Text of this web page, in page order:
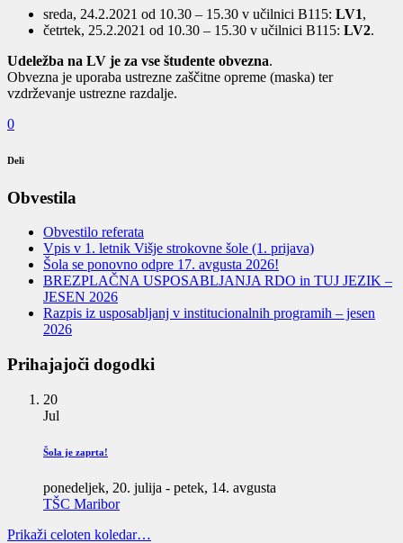
sreda, 24.2.2021 od 10.30 – 15.30 v učilnici B115: LV1,
četrtek, 25.2.2021 od 10.30 – 15.30 v učilnici B115: LV2.
Udeležba na LV je za vse študente obvezna.
Obvezna je uporaba ustrezne zaščitne opreme (maska) ter
vzdrževanje ustrezne razdalje.
0
Deli
Obvestila
Obvestilo referata
Vpis v 1. letnik Višje strokovne šole (1. prijava)
Šola se ponovno odpre 17. avgusta 2026!
BREZPLAČNA USPOSABLJANJA RDO in TUJ JEZIK –
JESEN 2026
Razpis iz usposabljanj v institucionalnih programih – jesen
2026
Prihajajoči dogodki
20
Jul
Šola je zaprta!
ponedeljek, 20. julija - petek, 14. avgusta
TŠC Maribor
Prikaži celoten koledar…